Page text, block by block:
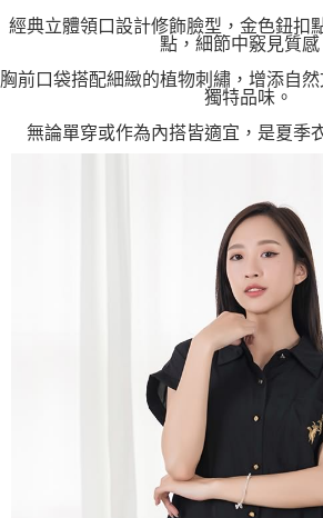
經典立體領口設計修飾臉型，金色鈕扣
點，細節中竅見質感
胸前口袋搭配細緻的植物刺繡，增添自
獨特品味。
無論單穿或作為內搭皆適宜，是夏季